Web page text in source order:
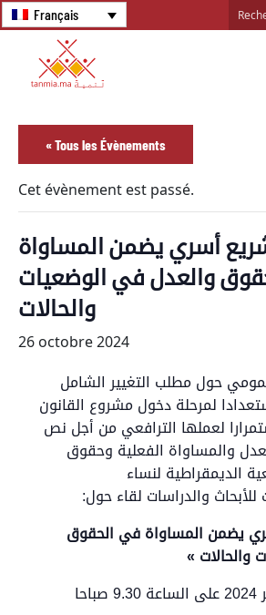
Français
« Tous les Évènements
Cet évènement est passé.
أسري يضمن المساواة
والعدل في الوضعيات
والحالات
26 octobre 2024
حول مطلب التغيير الشامل
لمرحلة دخول مشروع القانون
لعملها الترافعي من أجل نص
والمساواة الفعلية وحقوق
الديمقراطية لنساء
والدراسات لقاء حول:
يضمن المساواة في الحقوق
والحالات »